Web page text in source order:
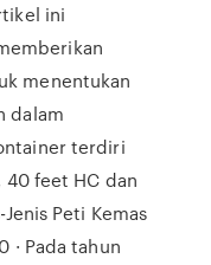
ini
menentukan
dalam
terdiri
feet HC dan
Peti Kemas
· Pada tahun